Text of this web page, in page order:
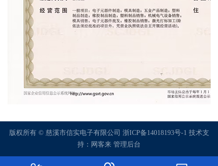
版权所有 © 慈溪市信实电子有限公司 浙ICP备14018193号-1 技术支
持：网客来 管理后台